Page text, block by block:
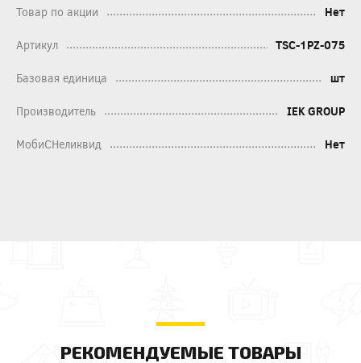
Товар по акции Нет
Артикул TSC-1PZ-075
Базовая единица шт
Производитель IEK GROUP
МобиСНеликвид Нет
РЕКОМЕНДУЕМЫЕ ТОВАРЫ